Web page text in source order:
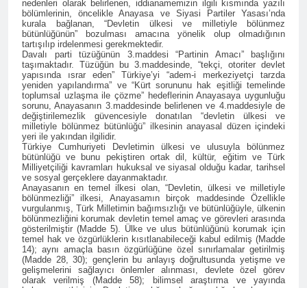
Kürtlerin, ulus olmaktan
kaynaklı kolektif haklarını
kullanamadıklarından
hareketle, maruz kaldıkları
uluslararası hukuka da aykırı
politikalara dikkat çeken
hukuki süreci destekliyoruz.
Diyarbakır HAK-PAR İl
örgütü Dünya’ ve Türkiye’de
yaşanan son gelişmeler ile
ilgili bugün ilk örgütü
binasında basın toplantısı
gerçekleştirdi.
2 Yıl Ago
Kürt dili ve edebiyatı uzmani
Paris’teki Kürt Enstitüisü’nün
kurucularından dilbilimci,
araştırmacı ve yazar
Profesir Joyce Blau 92
yaşında yaşama veda etti.
2 Yıl Ago
BAHÇELİ, ÖCALAN VE
KÜRT MESELESİ
ÜZERİNE
BAHÇELÎ, OCALAN Û
PİRSGİRÊKA KURD
2 Yıl Ago
HAK-PAR Karataş ilçe
kongresi yapıldı
2 Yıl Ago
HAK-PAR Genel Başkanı
Düzgün Kaplan,
Mardin/Kızıltepe ilçesinde
bir dizi görüşmeler
2 Yıl Ago
nedenleri olarak belirlenen, iddianamemizin ilgili kısmında yazılı
bölümlerinin, öncelikle Anayasa ve Siyasi Partiler Yasası’nda
kurala bağlanan, “Devletin ülkesi ve milletiyle bölünmez
bütünlüğünün” bozulması amacına yönelik olup olmadığının
tartışılıp irdelenmesi gerekmektedir.
Davalı parti tüzüğünün 3.maddesi “Partinin Amacı” başlığını
taşımaktadır. Tüzüğün bu 3.maddesinde, “tekçi, otoriter devlet
yapısında ısrar eden” Türkiye’yi “adem-i merkeziyetçi tarzda
yeniden yapılandırma” ve “Kürt sorununu hak eşitliği temelinde
toplumsal uzlaşma ile çözme” hedeflerinin Anayasaya uygunluğu
sorunu, Anayasanın 3.maddesinde belirlenen ve 4.maddesiyle de
değiştirilemezlik güvencesiyle donatılan “devletin ülkesi ve
milletiyle bölünmez bütünlüğü” ilkesinin anayasal düzen içindeki
yeri ile yakından ilgilidir.
Türkiye Cumhuriyeti Devletimin ülkesi ve ulusuyla bölünmez
bütünlüğü ve bunu pekiştiren ortak dil, kültür, eğitim ve Türk
Milliyetçiliği kavramları hukuksal ve siyasal olduğu kadar, tarihsel
ve sosyal gerçeklere dayanmaktadır.
Anayasanın en temel ilkesi olan, “Devletin, ülkesi ve milletiyle
bölünmezliği” ilkesi, Anayasamın birçok maddesinde Özellikle
vurgulanmış, Türk Milletimin bağımsızlığı ve bütünlüğüyle, ülkenin
bölünmezliğini korumak devletin temel amaç ve görevleri arasında
gösterilmiştir (Madde 5). Ülke ve ulus bütünlüğünü korumak için
temel hak ve özgürlüklerin kısıtlanabileceği kabul edilmiş (Madde
14); aynı amaçla basın özgürlüğüne özel sınırlamalar getirilmiş
(Madde 28, 30); gençlerin bu anlayış doğrultusunda yetişme ve
gelişmelerini sağlayıcı önlemler alınması, devlete özel görev
olarak verilmiş (Madde 58); bilimsel araştırma ve yayında